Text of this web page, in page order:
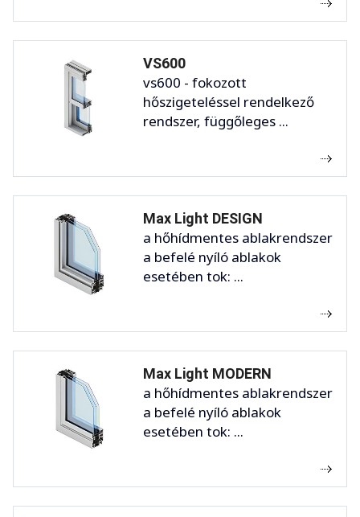
VS600
vs600 - fokozott
hőszigeteléssel rendelkező
rendszer, függőleges ...
Max Light DESIGN
a hőhídmentes ablakrendszer
a befelé nyíló ablakok
esetében tok: ...
Max Light MODERN
a hőhídmentes ablakrendszer
a befelé nyíló ablakok
esetében tok: ...